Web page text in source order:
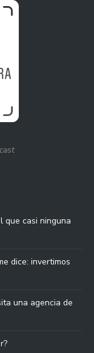
que casi ninguna
dice: invertimos
una agencia de